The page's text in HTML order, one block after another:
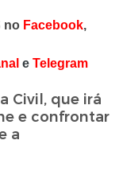
no Facebook,
eTelegram
Civil, que irá
e confrontar
a